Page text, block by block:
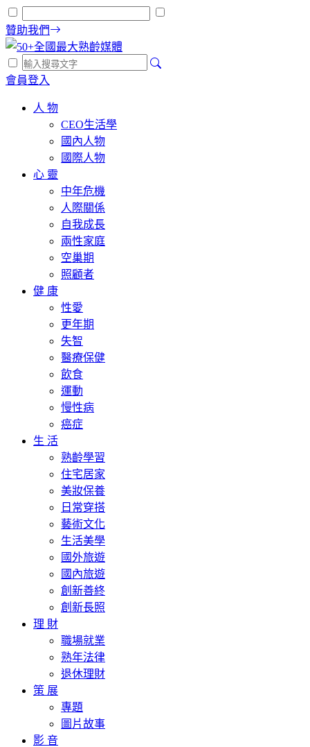
贊助我們
會員登入
人 物
CEO生活學
國內人物
國際人物
心 靈
中年危機
人際關係
自我成長
兩性家庭
空巢期
照顧者
健 康
性愛
更年期
失智
醫療保健
飲食
運動
慢性病
癌症
生 活
熟齡學習
住宅居家
美妝保養
日常穿搭
藝術文化
生活美學
國外旅遊
國內旅遊
創新善終
創新長照
理 財
職場就業
熟年法律
退休理財
策 展
專題
圖片故事
影 音